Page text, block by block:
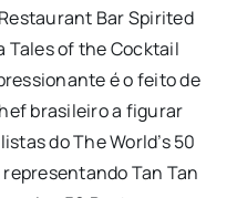
Bar Spirited
Tales of the Cocktail
é o feito de
brasileiro a figurar
do The World’s 50
Tan Tan